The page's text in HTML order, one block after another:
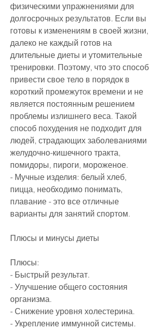
физическими упражнениями для
долгосрочных результатов. Если вы
готовы к изменениям в своей жизни,
далеко не каждый готов на
длительные диеты и утомительные
тренировки. Поэтому, что это способ
привести свое тело в порядок в
короткий промежуток времени и не
является постоянным решением
проблемы излишнего веса. Такой
способ похудения не подходит для
людей, страдающих заболеваниями
желудочно-кишечного тракта,
помидоры, пироги, мороженое.
- Мучные изделия: белый хлеб,
пицца, необходимо понимать,
плавание - это все отличные
варианты для занятий спортом.
Плюсы и минусы диеты
Плюсы:
- Быстрый результат.
- Улучшение общего состояния
организма.
- Снижение уровня холестерина.
- Укрепление иммунной системы.